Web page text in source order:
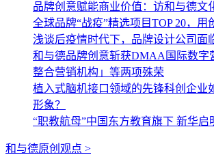
品牌创意赋能商业价值：访和与德文
全球品牌“战疫”精选项目TOP 20，用
浅谈后疫情时代下，品牌设计公司面
和与德品牌创意斩获DMAA国际数字
整合营销机构」等两项殊荣
植入式脑机接口领域的先锋科创企业
形象？
“职教航母”中国东方教育旗下 新华启
和与德原创观点 >